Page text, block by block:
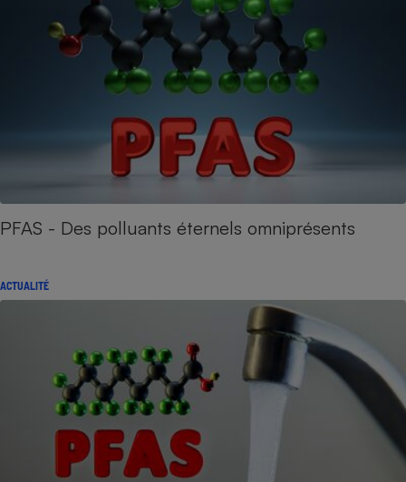
PFAS - Des polluants éternels omniprésents
ACTUALITÉ